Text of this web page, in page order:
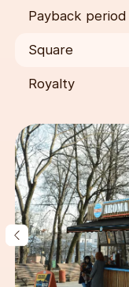
Payback period
Square
Royalty